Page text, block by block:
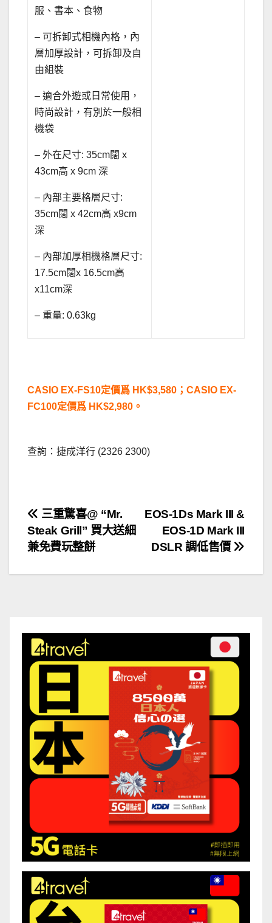
服、書本、食物
– 可拆卸式相機內格，內
層加厚設計，可拆卸及自
由組裝
– 適合外遊或日常使用，
時尚設計，有別於一般相
機袋
– 外在尺寸: 35cm闊 x
43cm高 x 9cm 深
– 內部主要格層尺寸:
35cm闊 x 42cm高 x9cm
深
– 內部加厚相機格層尺寸:
17.5cm闊x 16.5cm高
x11cm深
– 重量: 0.63kg
CASIO EX-FS10定價爲 HK$3,580；CASIO EX-
FC100定價爲 HK$2,980。
查詢：捷成洋行 (2326 2300)
文
章
導
EOS-1Ds Mark III &
EOS-1D Mark III
DSLR 調低售價
三重驚喜@ “Mr.
Steak Grill” 買大送細
兼免費玩整餅